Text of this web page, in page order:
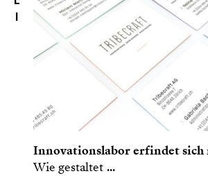
I
Innovationslabor erfindet sich
Wie gestaltet ...